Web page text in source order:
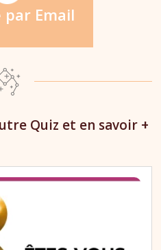
par Email
Quiz et en savoir +